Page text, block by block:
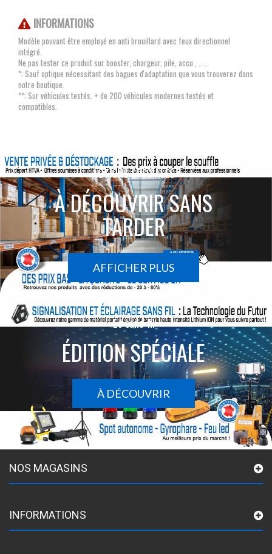
INFORMATIONS
Modèle pouvant être employé en anti brouillard avec feux directionnel
intégré.
Ne pas tester ce produit sur booster, chargeur, pile, accu , .....
*: Sauf optique nécessitant des bagues d'adaptation que vous trouverez dans
notre boutique.
**: Sur véhicules testés. + de 200 véhicules modernes testés et
compatibles.
ACTIONS SPÉCIALES
À DÉCOUVRIR SANS
TARDER
AFFICHER PLUS
Le sans-fil
ÉDITION SPÉCIALE
À DÉCOUVRIR
NOS MAGASINS
INFORMATIONS